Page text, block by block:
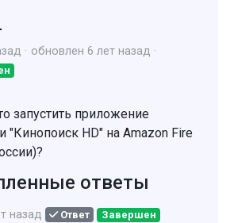
обновлен 6 лет назад
запустить приложение
"Кинопоиск HD" на Amazon Fire
ответы
назад Ответ Завершен